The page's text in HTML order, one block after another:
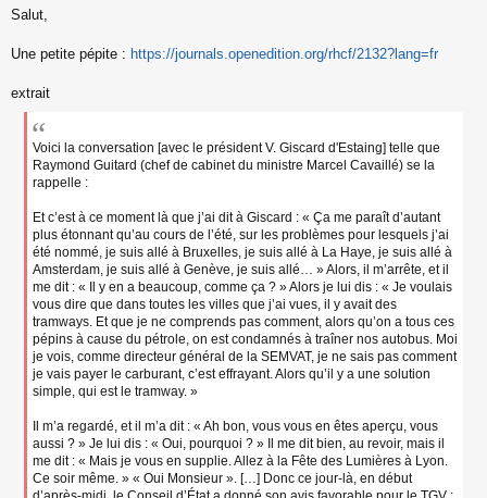
e
s
e
n
Salut,
Une petite pépite : https://journals.openedition.org/rhcf/2132?lang=fr
extrait
Voici la conversation [avec le président V. Giscard d'Estaing] telle que
Raymond Guitard (chef de cabinet du ministre Marcel Cavaillé) se la
rappelle :
Et c’est à ce moment là que j’ai dit à Giscard : « Ça me paraît d’autant
plus étonnant qu’au cours de l’été, sur les problèmes pour lesquels j’ai
été nommé, je suis allé à Bruxelles, je suis allé à La Haye, je suis allé à
Amsterdam, je suis allé à Genève, je suis allé… » Alors, il m’arrête, et il
me dit : « Il y en a beaucoup, comme ça ? » Alors je lui dis : « Je voulais
vous dire que dans toutes les villes que j’ai vues, il y avait des
tramways. Et que je ne comprends pas comment, alors qu’on a tous ces
pépins à cause du pétrole, on est condamnés à traîner nos autobus. Moi
je vois, comme directeur général de la SEMVAT, je ne sais pas comment
je vais payer le carburant, c’est effrayant. Alors qu’il y a une solution
simple, qui est le tramway. »
Il m’a regardé, et il m’a dit : « Ah bon, vous vous en êtes aperçu, vous
aussi ? » Je lui dis : « Oui, pourquoi ? » Il me dit bien, au revoir, mais il
me dit : « Mais je vous en supplie. Allez à la Fête des Lumières à Lyon.
Ce soir même. » « Oui Monsieur ». […] Donc ce jour-là, en début